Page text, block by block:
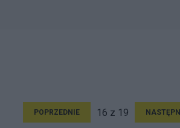
POPRZEDNIE 16 z 19